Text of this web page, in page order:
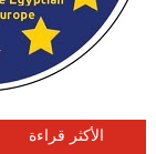
الأكثر قراءة